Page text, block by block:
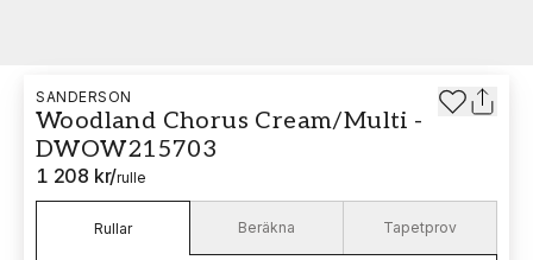
SANDERSON
Woodland Chorus Cream/Multi -
DWOW215703
1 208 kr/rulle
Rullar Beräkna Tapetprov